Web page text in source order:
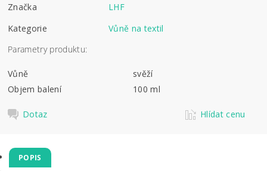
Značka
LHF
Kategorie
Vůně na textil
Parametry produktu:
Vůně
svěží
Objem balení
100 ml
Dotaz Hlídat cenu
POPIS